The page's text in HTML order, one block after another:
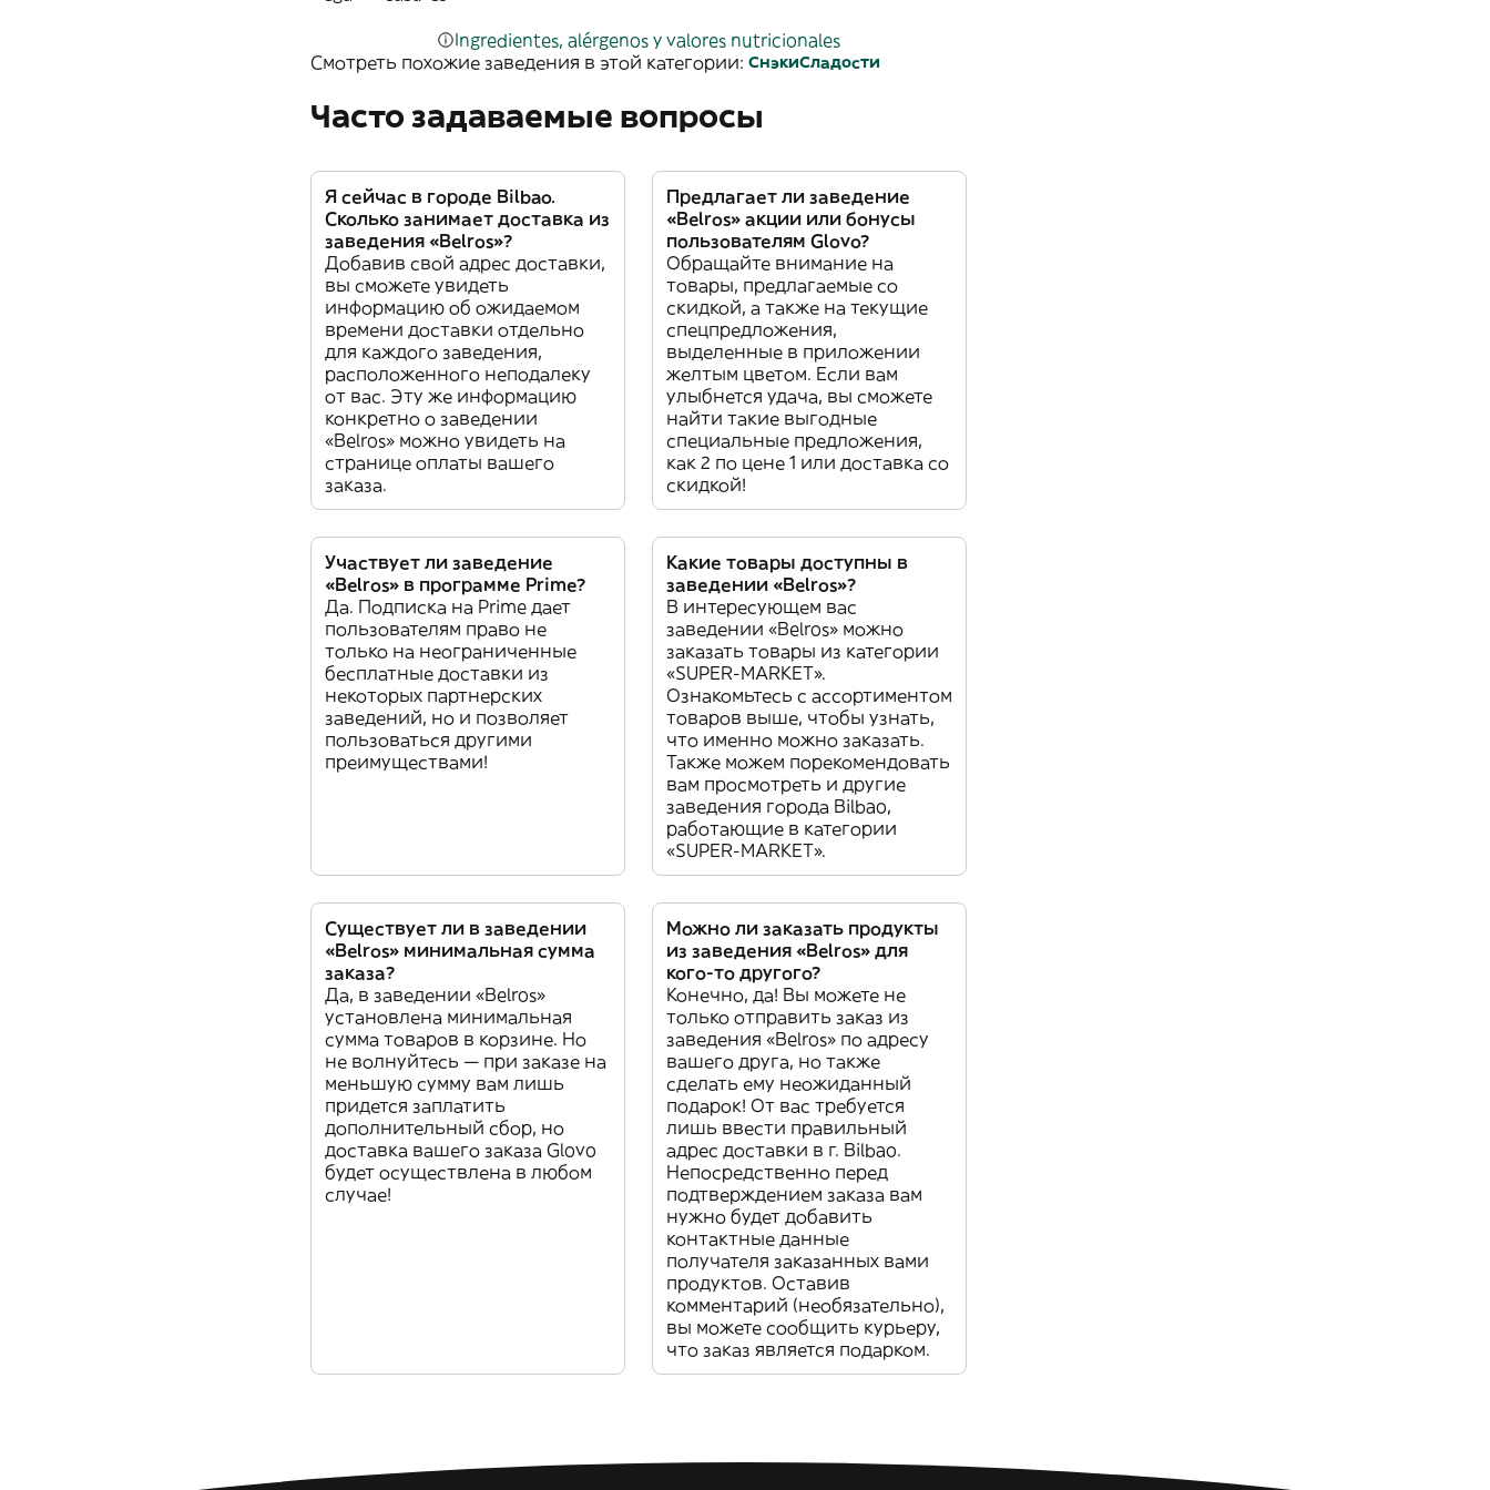
Ingredientes, alérgenos y valores nutricionales
Смотреть похожие заведения в этой категории: СнэкиСладости
Часто задаваемые вопросы
Я сейчас в городе Bilbao.
Сколько занимает доставка из
заведения «Belros»?
Добавив свой адрес доставки,
вы сможете увидеть
информацию об ожидаемом
времени доставки отдельно
для каждого заведения,
расположенного неподалеку
от вас. Эту же информацию
конкретно о заведении
«Belros» можно увидеть на
странице оплаты вашего
заказа.
Предлагает ли заведение
«Belros» акции или бонусы
пользователям Glovo?
Обращайте внимание на
товары, предлагаемые со
скидкой, а также на текущие
спецпредложения,
выделенные в приложении
желтым цветом. Если вам
улыбнется удача, вы сможете
найти такие выгодные
специальные предложения,
как 2 по цене 1 или доставка со
скидкой!
Участвует ли заведение
«Belros» в программе Prime?
Да. Подписка на Prime дает
пользователям право не
только на неограниченные
бесплатные доставки из
некоторых партнерских
заведений, но и позволяет
пользоваться другими
преимуществами!
Какие товары доступны в
заведении «Belros»?
В интересующем вас
заведении «Belros» можно
заказать товары из категории
«SUPER-MARKET».
Ознакомьтесь с ассортиментом
товаров выше, чтобы узнать,
что именно можно заказать.
Также можем порекомендовать
вам просмотреть и другие
заведения города Bilbao,
работающие в категории
«SUPER-MARKET».
Существует ли в заведении
«Belros» минимальная сумма
заказа?
Да, в заведении «Belros»
установлена минимальная
сумма товаров в корзине. Но
не волнуйтесь — при заказе на
меньшую сумму вам лишь
придется заплатить
дополнительный сбор, но
доставка вашего заказа Glovo
будет осуществлена в любом
случае!
Можно ли заказать продукты
из заведения «Belros» для
кого-то другого?
Конечно, да! Вы можете не
только отправить заказ из
заведения «Belros» по адресу
вашего друга, но также
сделать ему неожиданный
подарок! От вас требуется
лишь ввести правильный
адрес доставки в г. Bilbao.
Непосредственно перед
подтверждением заказа вам
нужно будет добавить
контактные данные
получателя заказанных вами
продуктов. Оставив
комментарий (необязательно),
вы можете сообщить курьеру,
что заказ является подарком.